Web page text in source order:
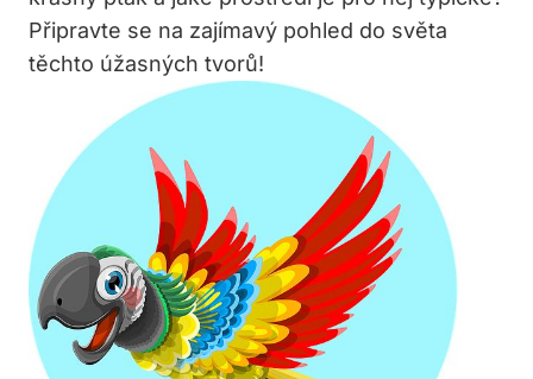
Připravte se na zajímavý pohled do světa
těchto úžasných tvorů!